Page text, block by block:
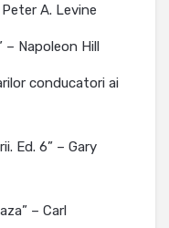
A. Levine
– Napoleon Hill
conducatori ai
Ed. 6” – Gary
– Carl